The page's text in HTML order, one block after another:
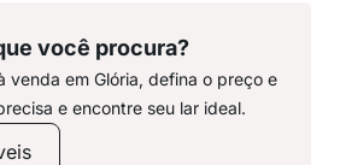
você procura?
venda em Glória, defina o preço e
e encontre seu lar ideal.